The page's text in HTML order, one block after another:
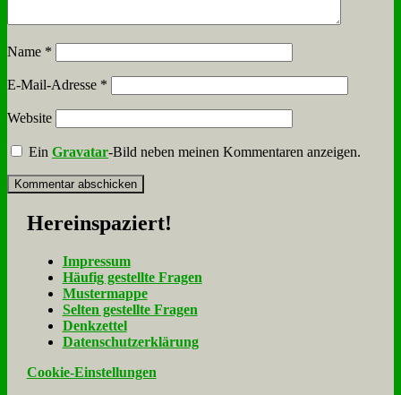
Name *
E-Mail-Adresse *
Website
EinGravatar-Bild neben meinen Kommentaren anzeigen.
Her­ein­spa­ziert!
Im­pres­sum
Häu­fig ge­stell­te Fra­gen
Mu­ster­map­pe
Sel­ten ge­stell­te Fra­gen
Denk­zet­tel
Da­ten­schutz­er­klä­rung
Cookie-Einstellungen